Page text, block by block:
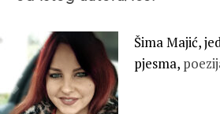
Šima Majić,
pjesma,